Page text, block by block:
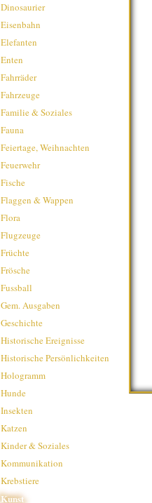
Dinosaurier
Eisenbahn
Elefanten
Enten
Fahrräder
Fahrzeuge
Familie & Soziales
Fauna
Feiertage, Weihnachten
Feuerwehr
Fische
Flaggen & Wappen
Flora
Flugzeuge
Früchte
Frösche
Fussball
Gem. Ausgaben
Geschichte
Historische Ereignisse
Historische Persönlichkeiten
Hologramm
Hunde
Insekten
Katzen
Kinder & Soziales
Kommunikation
Krebstiere
Kunst